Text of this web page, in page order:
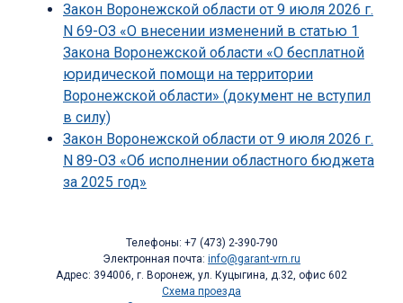
Закон Воронежской области от 9 июля 2026 г.
N 69-ОЗ «О внесении изменений в статью 1
Закона Воронежской области «О бесплатной
юридической помощи на территории
Воронежской области» (документ не вступил
в силу)
Закон Воронежской области от 9 июля 2026 г.
N 89-ОЗ «Об исполнении областного бюджета
за 2025 год»
Телефоны: +7 (473) 2-390-790
Электронная почта: info@garant-vrn.ru
Адрес: 394006, г. Воронеж, ул. Куцыгина, д.32, офис 602
Схема проезда